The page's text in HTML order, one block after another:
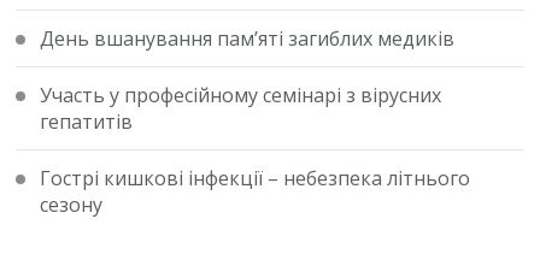
День вшанування пам’яті загиблих медиків
Участь у професійному семінарі з вірусних
гепатитів
Гострі кишкові інфекції – небезпека літнього
сезону